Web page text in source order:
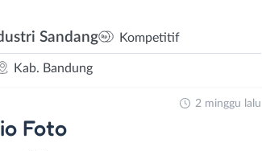
Sandang Kompetitif
Kab. Bandung
Foto
2 minggu lalu